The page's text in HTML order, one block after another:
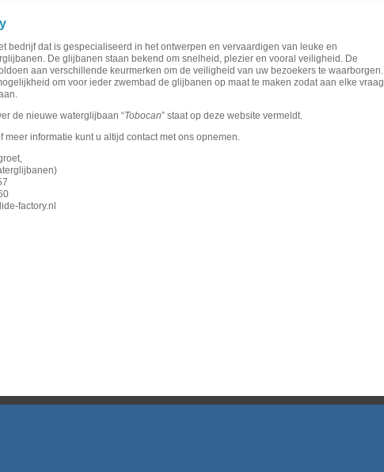
bedrijf dat is gespecialiseerd in het ontwerpen en vervaardigen van leuke en
De glijbanen staan bekend om snelheid, plezier en vooral veiligheid. De
aan verschillende keurmerken om de veiligheid van uw bezoekers te waarborgen.
om voor ieder zwembad de glijbanen op maat te maken zodat aan elke vraag
de nieuwe waterglijbaan “Tobocan” staat op deze website vermeldt.
meer informatie kunt u altijd contact met ons opnemen.
factory.nl